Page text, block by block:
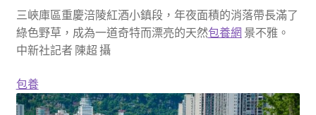
三峽庫區重慶涪陵紅酒小鎮段，年夜面積的消落帶長滿了
綠色野草，成為一道奇特而漂亮的天然包養網 景不雅。
中新社記者 陳超 攝
包養